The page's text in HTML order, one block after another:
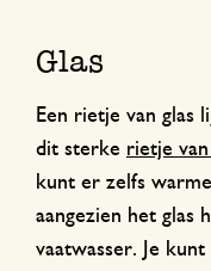
Glas
Een rietje van glas
dit sterke rietje van
kunt er zelfs
aangezien het glas
vaatwasser. Je